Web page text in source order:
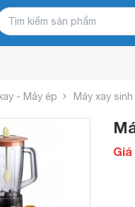
- Máy ép Máy xay